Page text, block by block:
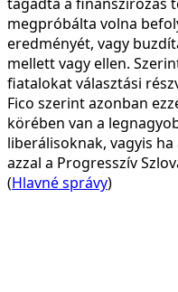
tagadta a finanszírozás
megpróbálta volna
eredményét, vagy
mellett vagy ellen.
fiatalokat választási
Fico szerint azonban
körében van a
liberálisoknak, vagyis
azzal a Progresszív
(Hlavné správy)